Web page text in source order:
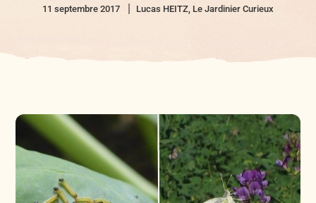
Légumes & Potagères
Aromatiques & Comestibles
Jardinage au naturel
Découvertes végétales
Notre philosophie
Ateliers & Evènements
11 septembre 2017 Lucas HEITZ, Le Jardinier Curieux